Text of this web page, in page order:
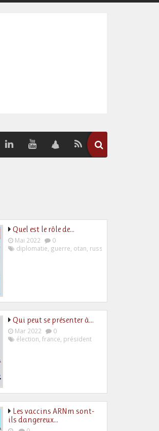
Quel est le rôle de…
Mai 2022
0
diplomatie guerre otan russie
Qui peut se présenter à…
Mar 2022
0
élection france président
Les vaccins ARNm sont-
ils dangereux…